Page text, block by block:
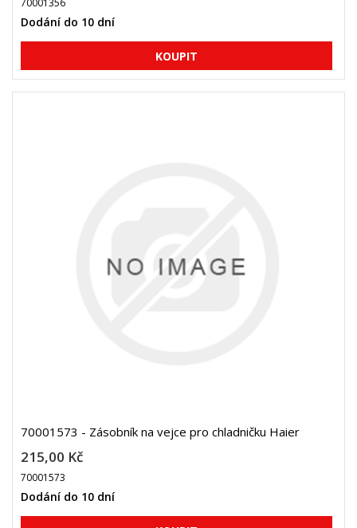
70001356
Dodání do 10 dní
70001573 - Zásobník na vejce pro chladničku Haier
215,00 Kč
70001573
Dodání do 10 dní